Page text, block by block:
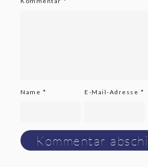
Name * E-Mail-Adresse *